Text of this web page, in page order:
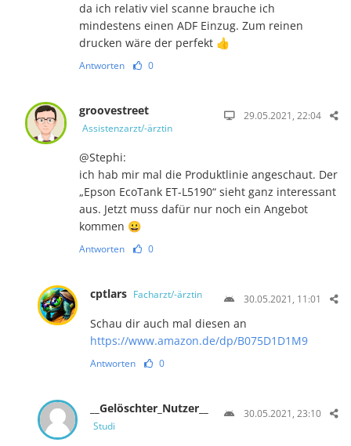
da ich relativ viel scanne brauche ich
mindestens einen ADF Einzug. Zum reinen
drucken wäre der perfekt 👍
Antworten 0
groovestreet
Assistenzarzt/-ärztin
29.05.2021, 22:04
@Stephi:
ich hab mir mal die Produktlinie angeschaut. Der
„Epson EcoTank ET-L5190“ sieht ganz interessant
aus. Jetzt muss dafür nur noch ein Angebot
kommen 😀
Antworten 0
cptlars Facharzt/-ärztin 30.05.2021, 11:01
Schau dir auch mal diesen an
https://www.amazon.de/dp/B075D1D1M9
Antworten 0
__Gelöschter_Nutzer__
Studi
30.05.2021, 23:10